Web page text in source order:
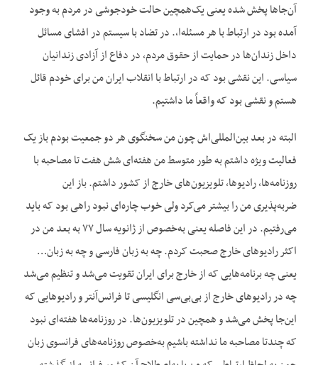
آن‌جا‌ها پخش شده یعنی یک‌همچین حالت خودجوشی در مردم به وجود
آمده بود در ارتباط با هر مسئله‌ا،. در تضاد با سیستم در افشای مسائل
داخل زندان‌ها در حمایت از حقوق مردم، در دفاع از آزادی زندانیان
سیاسی. این نقشی بود که در ارتباط با انقلاب ایران من برای خودم قائل
هستم و نقشی بود که واقعاً ما داشتیم.
البته در بعد بین‌‌المللی‌اش چون من سخنگوی هر دو جمعیت بودم باز یک
فعالیت ویژه داشتم به طور متوسط من هفته‌ای شش هفت تا مصاحبه با
روزنامه‌ها، رادیوها، تلویزیون‌های خارج از کشور داشتم. باز این
ضربه‌پذیری من را بیشتر می‌کرد ولی خوب چاره‌ای نبود راهی بود که باید
می‌رفتیم. در این فاصله یعنی به‌خصوص از ژانویه سال ۷۷ به بعد من در
اکثر رادیوهای خارج صحبت کردم. چه به زبان فارسی و چه به زبان…
یعنی چه برنامه‌هایی که از خارج برای ایران تقویت می‌شد و تنظیم می‌شد
چه در رادیوهای خارج از بی‌بی‌سی انگلیسی تا فرانس‌آنتر و رادیوهایی که
این‌جا پخش می‌شد و همچین در تلویزیون‌ها. در روزنامه‌ها هفته‌ای نبود
که چندتا مصاحبه ما نداشته باشیم به‌خصوص روزنامه‌های فرانسوی زبان